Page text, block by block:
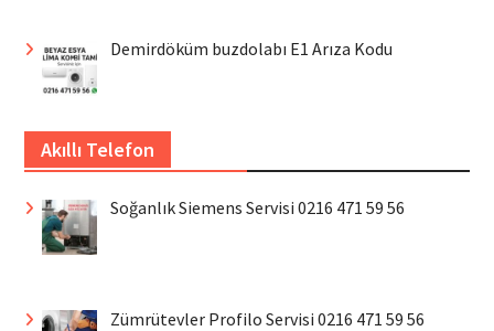
Demirdöküm buzdolabı E1 Arıza Kodu
Akıllı Telefon
Soğanlık Siemens Servisi 0216 471 59 56
Zümrütevler Profilo Servisi 0216 471 59 56